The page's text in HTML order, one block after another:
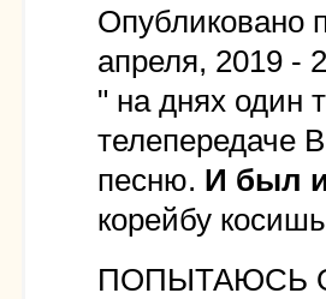
Опубликовано
апреля, 2019 -
" на днях один
телепередаче
песню. И был
корейбу
ПОПЫТАЮСЬ